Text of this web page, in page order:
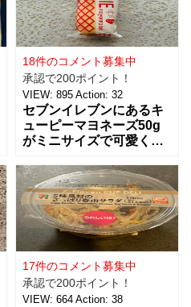
18件のコメント募集中
承認で200ポイント！
VIEW: 895 Action: 32
セブンイレブンにあるキ
ューピーマヨネーズ50g
がミニサイズで可愛く
した。 お味は容器が小さ
くなっただけで、定番と
同じ味で美味しいです。
マヨネーズは好みがそれ
ぞれあるようなのですけ
ど、私はキューピー派。
ただここ最近は健
17件のコメント募集中
承認で200ポイント！
VIEW: 664 Action: 38